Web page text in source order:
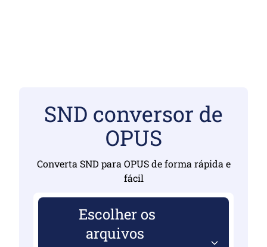
SND conversor de
OPUS
Converta SND para OPUS de forma rápida e
fácil
Escolher os
arquivos